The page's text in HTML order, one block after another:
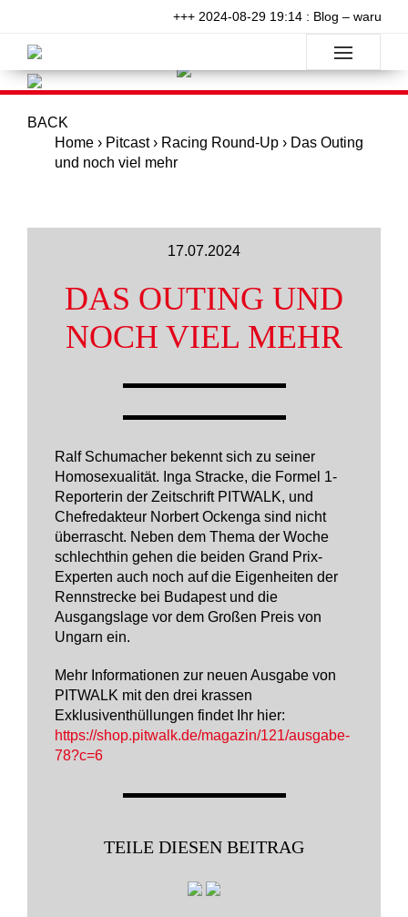
+++ 2024-08-29 19:14 : Blog – warum
BACK
Home › Pitcast› Racing Round-Up › Das Outing
und noch viel mehr
17.07.2024
DAS OUTING UND
NOCH VIEL MEHR
Ralf Schumacher bekennt sich zu seiner
Homosexualität. Inga Stracke, die Formel 1-
Reporterin der Zeitschrift PITWALK, und
Chefredakteur Norbert Ockenga sind nicht
überrascht. Neben dem Thema der Woche
schlechthin gehen die beiden Grand Prix-
Experten auch noch auf die Eigenheiten der
Rennstrecke bei Budapest und die
Ausgangslage vor dem Großen Preis von
Ungarn ein.
Mehr Informationen zur neuen Ausgabe von
PITWALK mit den drei krassen
Exklusiventhüllungen findet Ihr hier:
https://shop.pitwalk.de/magazin/121/ausgabe-
78?c=6
TEILE DIESEN BEITRAG